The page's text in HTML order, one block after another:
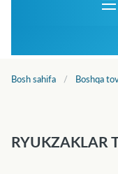
Bosh sahifa Boshqa
RYUKZAKLAR